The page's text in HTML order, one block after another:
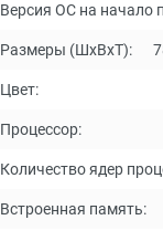
Версия ОС на начало
Размеры (ШxВxТ):
Цвет:
Процессор:
Количество ядер
Встроенная память: